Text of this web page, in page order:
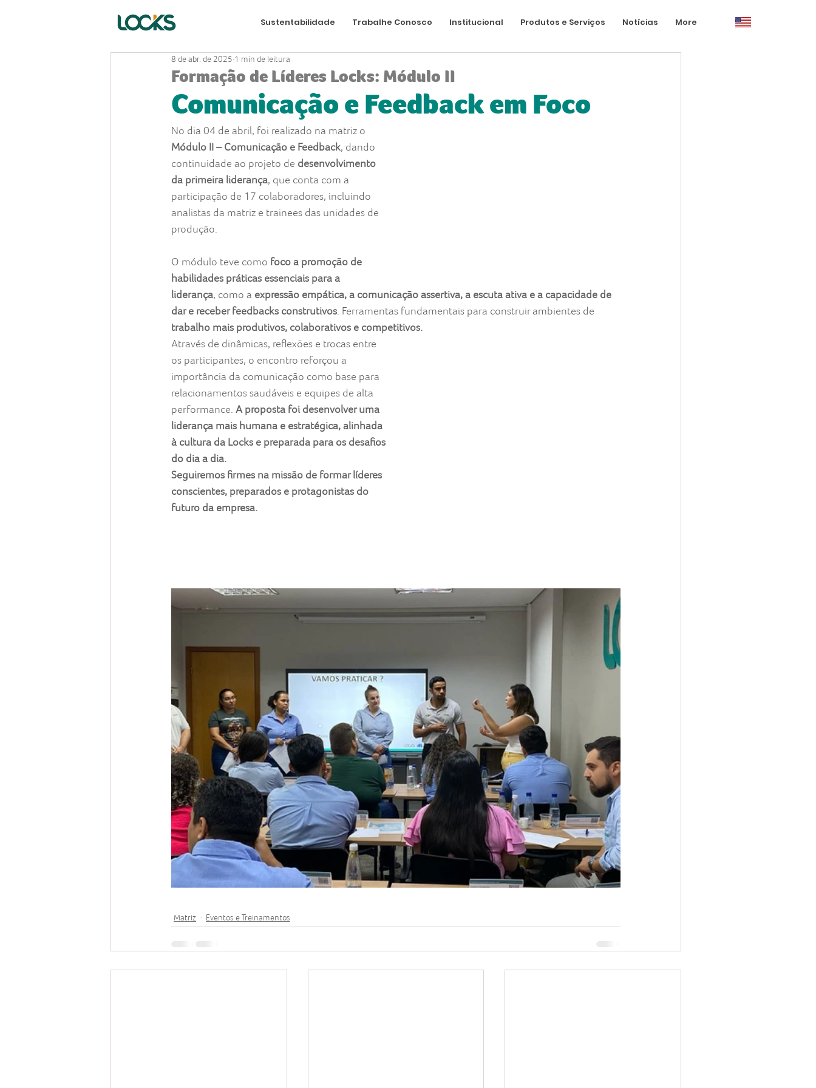
Sustentabilidade Trabalhe Conosco Institucional Produtos e Serviços Notícias More
Formação de Líderes Locks: Módulo II
8 de abr. de 2025 1 min de leitura
Comunicação e Feedback em Foco
No dia 04 de abril, foi realizado na matriz o
Módulo II – Comunicação e Feedback, dando
continuidade ao projeto de desenvolvimento
da primeira liderança, que conta com a
participação de 17 colaboradores, incluindo
analistas da matriz e trainees das unidades de
produção.
O módulo teve como foco a promoção de
habilidades práticas essenciais para a
liderança, como a expressão empática, a comunicação assertiva, a escuta ativa e a capacidade de
dar e receber feedbacks construtivos . Ferramentas fundamentais para construir ambientes de
trabalho mais produtivos, colaborativos e competitivos.
Através de dinâmicas, reflexões e trocas entre
os participantes, o encontro reforçou a
importância da comunicação como base para
relacionamentos saudáveis e equipes de alta
performance. A proposta foi desenvolver uma
liderança mais humana e estratégica, alinhada
à cultura da Locks e preparada para os desafios
do dia a dia.
Seguiremos firmes na missão de formar líderes
conscientes, preparados e protagonistas do
futuro da empresa.
Matriz Eventos e Treinamentos